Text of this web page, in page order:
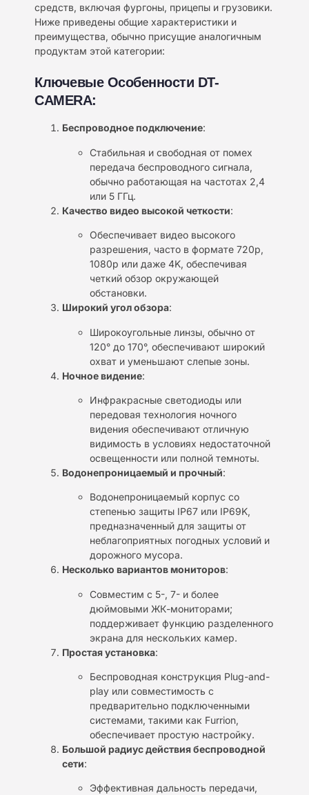
средств, включая фургоны, прицепы и грузовики.
Ниже приведены общие характеристики и
преимущества, обычно присущие аналогичным
продуктам этой категории:
Ключевые Особенности DT-
CAMERA:
Беспроводное подключение:
Стабильная и свободная от помех
передача беспроводного сигнала,
обычно работающая на частотах 2,4
или 5 ГГц.
Качество видео высокой четкости:
Обеспечивает видео высокого
разрешения, часто в формате 720p,
1080p или даже 4K, обеспечивая
четкий обзор окружающей
обстановки.
Широкий угол обзора:
Широкоугольные линзы, обычно от
120° до 170°, обеспечивают широкий
охват и уменьшают слепые зоны.
Ночное видение:
Инфракрасные светодиоды или
передовая технология ночного
видения обеспечивают отличную
видимость в условиях недостаточной
освещенности или полной темноты.
Водонепроницаемый и прочный:
Водонепроницаемый корпус со
степенью защиты IP67 или IP69K,
предназначенный для защиты от
неблагоприятных погодных условий и
дорожного мусора.
Несколько вариантов мониторов:
Совместим с 5-, 7- и более
дюймовыми ЖК-мониторами;
поддерживает функцию разделенного
экрана для нескольких камер.
Простая установка:
Беспроводная конструкция Plug-and-
play или совместимость с
предварительно подключенными
системами, такими как Furrion,
обеспечивает простую настройку.
Большой радиус действия беспроводной
сети:
Эффективная дальность передачи,